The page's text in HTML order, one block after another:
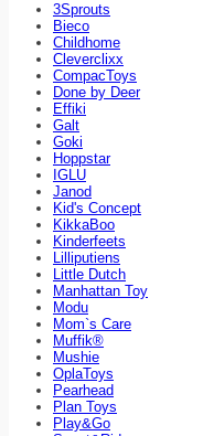
3Sprouts
Bieco
Childhome
Cleverclixx
CompacToys
Done by Deer
Effiki
Galt
Goki
Hoppstar
IGLU
Janod
Kid's Concept
KikkaBoo
Kinderfeets
Lilliputiens
Little Dutch
Manhattan Toy
Modu
Mom`s Care
Muffik®
Mushie
OplaToys
Pearhead
Plan Toys
Play&Go